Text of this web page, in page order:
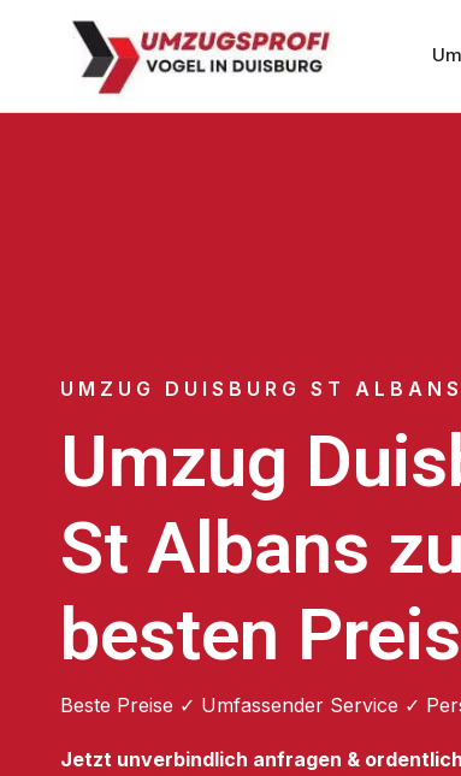
UMZUG DUISBURG ST ALBANS
Umzug
St Albans
besten Preis
Beste Preise ✓ Umfassender Service ✓
Jetzt unverbindlich anfragen &